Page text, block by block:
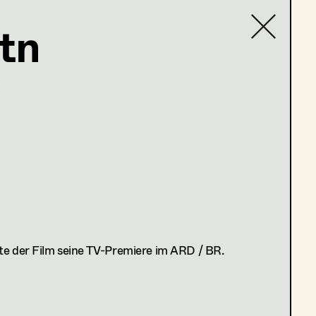
der Film seine TV-Premiere im ARD / BR.